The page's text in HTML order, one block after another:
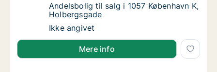
Andelsbolig til salg i 1057 København K,
Andelsbolig til salg i 1057 København K,
Holbergsgade
Andelsbolig til salg i 1057 København K,
Ikke angivet
Mere info